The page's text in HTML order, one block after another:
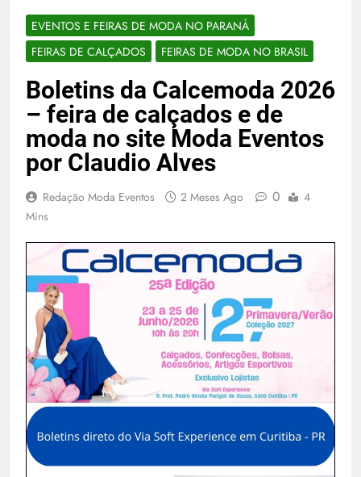
EVENTOS E FEIRAS DE MODA NO PARANÁ
FEIRAS DE CALÇADOS
FEIRAS DE MODA NO BRASIL
Boletins da Calcemoda 2026
– feira de calçados e de
moda no site Moda Eventos
por Claudio Alves
Redação Moda Eventos 2 Meses Ago 0
4
Mins